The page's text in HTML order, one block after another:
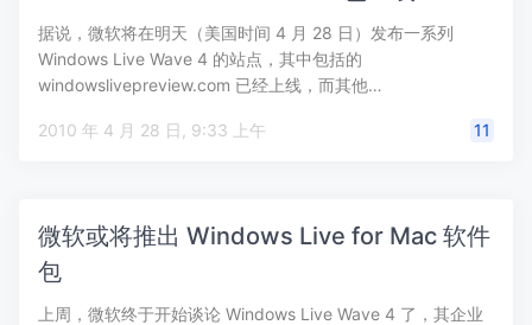
据说，微软将在明天（美国时间 4 月 28 日）发布一系列
Windows Live Wave 4 的站点，其中包括的
windowslivepreview.com 已经上线，而其他…
2010 年 4 月 28 日, 9:33 上午 11
微软或将推出 Windows Live for Mac 软件
包
上周，微软终于开始谈论 Windows Live Wave 4 了，其企业